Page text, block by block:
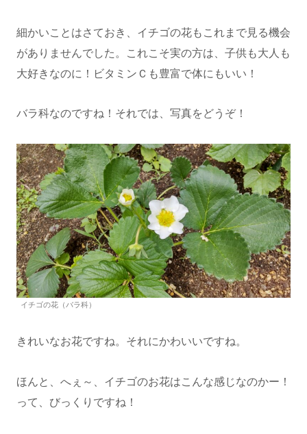
細かいことはさておき、イチゴの花もこれまで見る機会
がありませんでした。これこそ実の方は、子供も大人も
大好きなのに！ビタミンＣも豊富で体にもいい！
バラ科なのですね！それでは、写真をどうぞ！
イチゴの花（バラ科）
きれいなお花ですね。それにかわいいですね。
ほんと、へぇ～、イチゴのお花はこんな感じなのかー！
って、びっくりですね！